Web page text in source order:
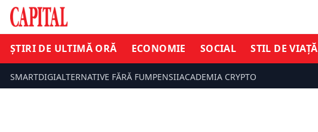
ȘTIRI DE ULTIMĂ ORĂ ECONOMIE SOCIAL STIL DE VIAȚĂ
SMARTDIGIALTERNATIVE FĂRĂ FUMPENSIIACADEMIA CRYPTO